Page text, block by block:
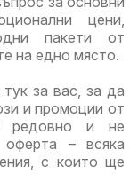
цени,
пакети от
на едно място.
тук за вас, за да
и промоции от
редовно и не
оферта – всяка
с които ще